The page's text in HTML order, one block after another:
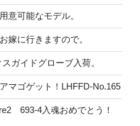
可能なモデル。
嫁に行きますので。
ガイドグローブ入荷。
マゴゲット！LHFFD-No.165
693-4入魂おめでとう！